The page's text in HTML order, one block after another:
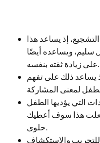
إذ يساعد هذا
سليم، ويساعده أيضًا
على زيادة ثقته بنفسه.
يساعد ذلك على تفهم
التي يؤديها الطفل
فعلت هذا سوف أعطيك
حلوى.